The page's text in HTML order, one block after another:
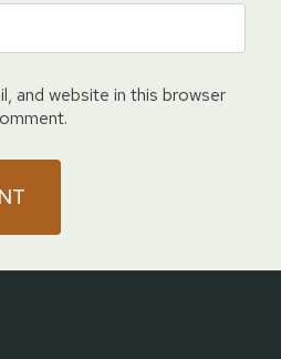
and website in this browser